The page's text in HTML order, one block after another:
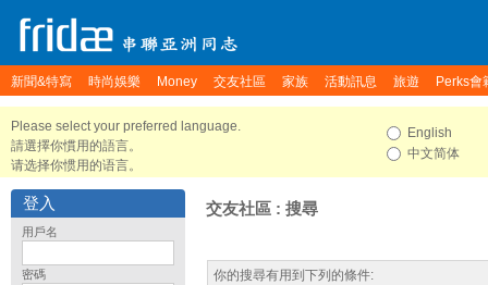
新聞&特寫 時尚娛樂 Money 交友社區 家族 活動訊息 旅遊 Perks會
Please select your preferred language.
請選擇你慣用的語言。
请选择你惯用的语言。
English
中文简体
登入
用戶名
密碼
交友社區 : 搜尋
你的搜尋有用到下列的條件: